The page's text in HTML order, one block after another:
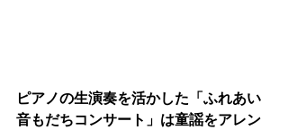
ピアノの生演奏を活かした「ふれあい
音もだちコンサート」は童謡をアレン